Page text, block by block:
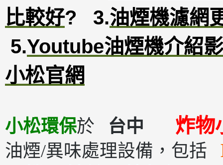
比較好? 3.油煙機濾網
5.Youtube油煙機介紹
小松官網
小松環保於 台中 炸
油煙/異味處理設備，包括